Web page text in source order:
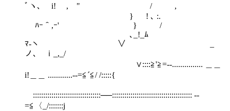
ﾞヽ､ i! , " / ,
} ! ､ :.
ﾊｰ＾,ｰ' } /
､_!_ﾑ
ﾏ-ヽ ∨ _
ノ､ ｉ_,_/
∨::::≧'≧=‐-............... ＿＿
i!＿＿ ............-‐=≦´≦/ /:::::{
ゞ:::::::::::::::::::::::::::::::::──::::::::::::::::::::::::::::::::::::::: -‐
=≦〈_/:::::::j